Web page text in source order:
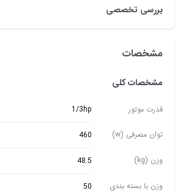
بررسی تخصصی
مشخصات
مشخصات کلی
قدرت موتور 1/3hp
توان مصرفی (w) 460
وزن (kg) 48.5
وزن با بسته بندی
50